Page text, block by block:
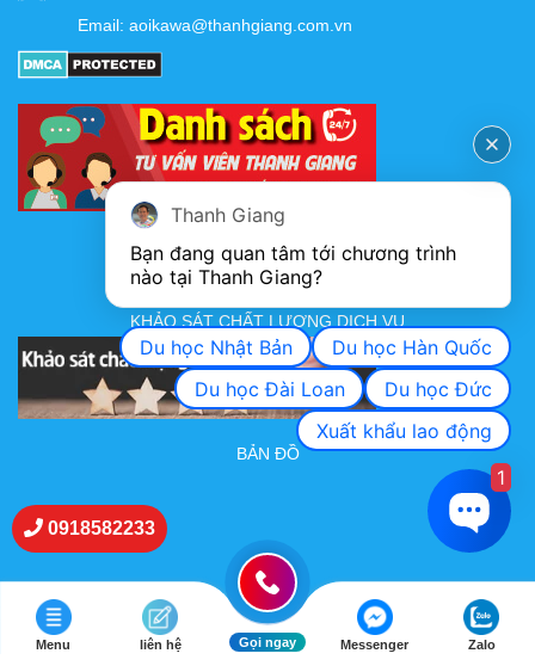
Email: aoikawa@thanhgiang.com.vn
FANPAGE
KHẢO SÁT CHẤT LƯỢNG DỊCH VỤ
BẢN ĐỒ
0918582233
Menu liên hệ Gọi ngay Messenger Zalo
Thanh Giang
Bạn đang quan tâm tới chương trình
nào tại Thanh Giang?
Du học Nhật Bản
Du học Hàn Quốc
Du học Đài Loan
Du học Đức
Xuất khẩu lao động
1